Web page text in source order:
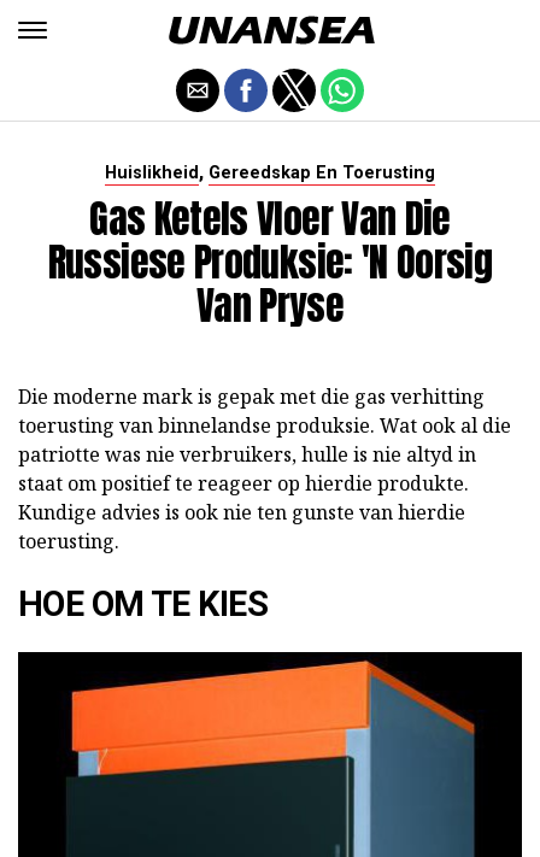
Huislikheid, Gereedskap En Toerusting
Gas Ketels Vloer Van Die
Russiese Produksie: 'n Oorsig
Van Pryse
Die moderne mark is gepak met die gas verhitting
toerusting van binnelandse produksie. Wat ook al die
patriotte was nie verbruikers, hulle is nie altyd in
staat om positief te reageer op hierdie produkte.
Kundige advies is ook nie ten gunste van hierdie
toerusting.
HOE OM TE KIES